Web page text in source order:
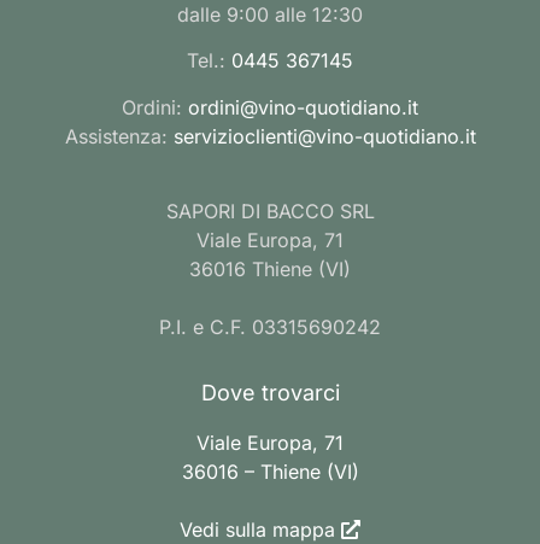
dalle 9:00 alle 12:30
Tel.: 0445 367145
Ordini: ordini@vino-quotidiano.it
Assistenza: servizioclienti@vino-quotidiano.it
SAPORI DI BACCO SRL
Viale Europa, 71
36016 Thiene (VI)
P.I. e C.F. 03315690242
Dove trovarci
Viale Europa, 71
36016 – Thiene (VI)
Vedi sulla mappa